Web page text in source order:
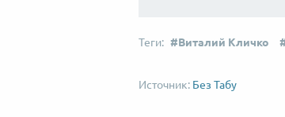
Виталий Кличко
Без Табу